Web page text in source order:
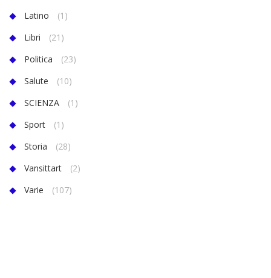
Latino
(1)
Libri
(21)
Politica
(23)
Salute
(10)
SCIENZA
(1)
Sport
(1)
Storia
(28)
Vansittart
(2)
Varie
(107)